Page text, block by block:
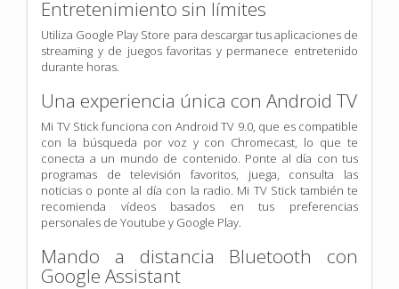
Entretenimiento sin límites
Utiliza Google Play Store para descargar tus aplicaciones de
streaming y de juegos favoritas y permanece entretenido
durante horas.
Una experiencia única con Android TV
Mi TV Stick funciona con Android TV 9.0, que es compatible
con la búsqueda por voz y con Chromecast, lo que te
conecta a un mundo de contenido. Ponte al día con tus
programas de televisión favoritos, juega, consulta las
noticias o ponte al día con la radio. Mi TV Stick también te
recomienda vídeos basados en tus preferencias
personales de Youtube y Google Play.
Mando a distancia Bluetooth con
Google Assistant